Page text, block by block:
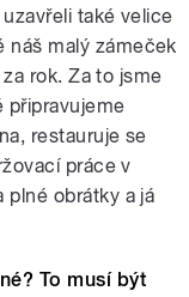
také velice
náš malý zámeček
rok. Za to jsme
připravujeme
restauruje se
práce v
plné obrátky a já
To musí být